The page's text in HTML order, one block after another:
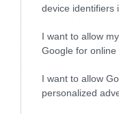
device identifiers
I want to allow
Google for online
I want to allow
personalized
ΠΡΟΓΝΩΣΗ ΓΙΑ
Γενικά αίθριος
τις
ηπειρωτικά